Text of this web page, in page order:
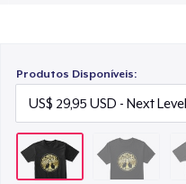
Produtos Disponíveis: